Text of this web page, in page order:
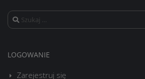
Szukaj:
LOGOWANIE
Zarejestruj się